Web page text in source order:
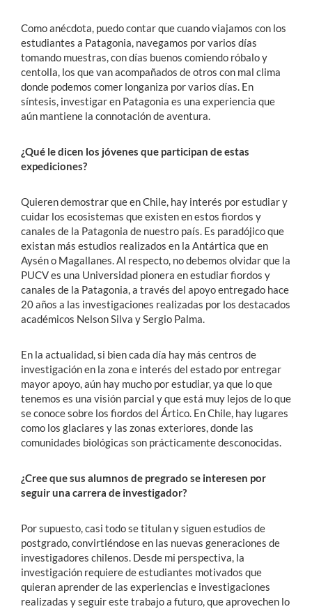
Como anécdota, puedo contar que cuando viajamos con los
estudiantes a Patagonia, navegamos por varios días
tomando muestras, con días buenos comiendo róbalo y
centolla, los que van acompañados de otros con mal clima
donde podemos comer longaniza por varios días. En
síntesis, investigar en Patagonia es una experiencia que
aún mantiene la connotación de aventura.
¿Qué le dicen los jóvenes que participan de estas
expediciones?
Quieren demostrar que en Chile, hay interés por estudiar y
cuidar los ecosistemas que existen en estos fiordos y
canales de la Patagonia de nuestro país. Es paradójico que
existan más estudios realizados en la Antártica que en
Aysén o Magallanes. Al respecto, no debemos olvidar que la
PUCV es una Universidad pionera en estudiar fiordos y
canales de la Patagonia, a través del apoyo entregado hace
20 años a las investigaciones realizadas por los destacados
académicos Nelson Silva y Sergio Palma.
En la actualidad, si bien cada día hay más centros de
investigación en la zona e interés del estado por entregar
mayor apoyo, aún hay mucho por estudiar, ya que lo que
tenemos es una visión parcial y que está muy lejos de lo que
se conoce sobre los fiordos del Ártico. En Chile, hay lugares
como los glaciares y las zonas exteriores, donde las
comunidades biológicas son prácticamente desconocidas.
¿Cree que sus alumnos de pregrado se interesen por
seguir una carrera de investigador?
Por supuesto, casi todo se titulan y siguen estudios de
postgrado, convirtiéndose en las nuevas generaciones de
investigadores chilenos. Desde mi perspectiva, la
investigación requiere de estudiantes motivados que
quieran aprender de las experiencias e investigaciones
realizadas y seguir este trabajo a futuro, que aprovechen lo